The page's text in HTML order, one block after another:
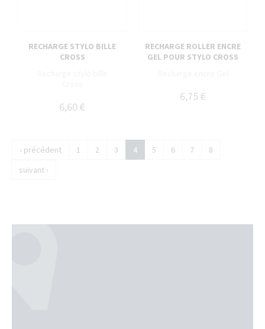
RECHARGE STYLO BILLE
CROSS
6,60 €
RECHARGE ROLLER ENCRE
GEL POUR STYLO CROSS
6,75 €
‹ précédent 1 2 3 4 5 6 7
8
suivant ›